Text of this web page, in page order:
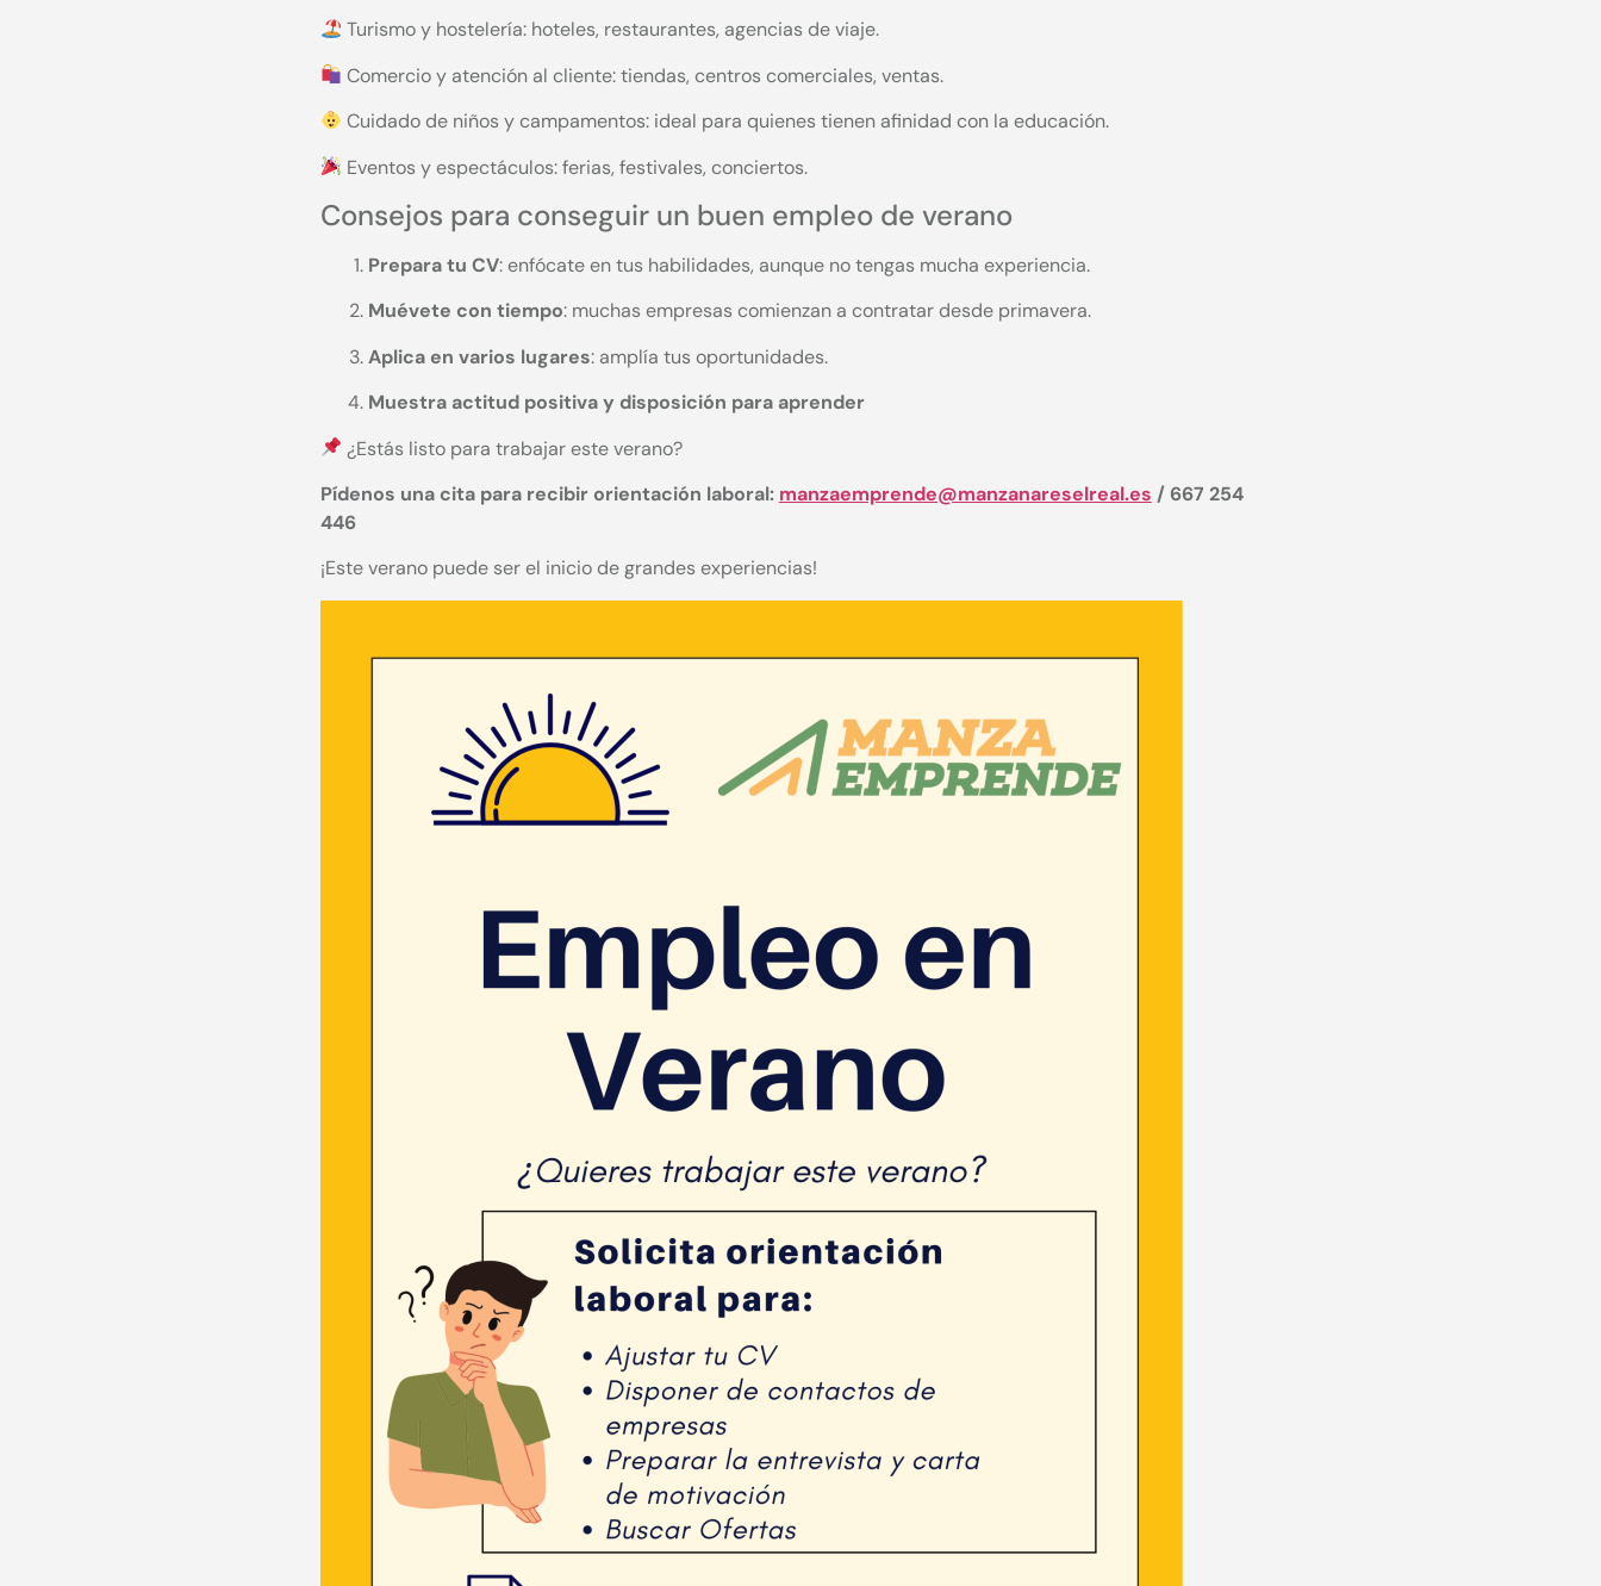
Turismo y hostelería: hoteles, restaurantes, agencias de viaje.
Comercio y atención al cliente: tiendas, centros comerciales, ventas.
Cuidado de niños y campamentos: ideal para quienes tienen afinidad con la educación.
Eventos y espectáculos: ferias, festivales, conciertos.
Consejos para conseguir un buen empleo de verano
Prepara tu CV: enfócate en tus habilidades, aunque no tengas mucha experiencia.
Muévete con tiempo: muchas empresas comienzan a contratar desde primavera.
Aplica en varios lugares: amplía tus oportunidades.
Muestra actitud positiva y disposición para aprender
¿Estás listo para trabajar este verano?
Pídenos una cita para recibir orientación laboral: manzaemprende@manzanareselreal.es / 667 254
446
¡Este verano puede ser el inicio de grandes experiencias!